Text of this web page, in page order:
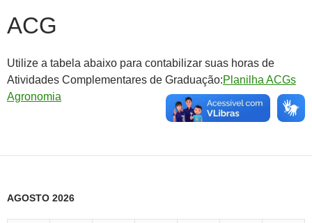
ACG
Utilize a tabela abaixo para contabilizar suas horas de
Atividades Complementares de Graduação:Planilha ACGs
Agronomia
AGOSTO 2026